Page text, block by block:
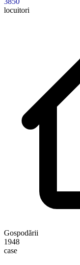
locuitori
Gospodării
1948
case